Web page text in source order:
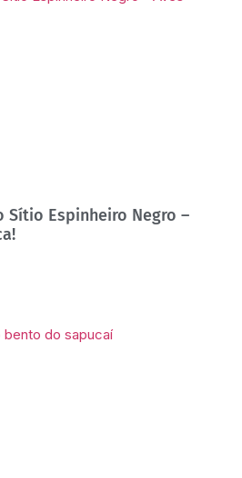
Sítio Espinheiro Negro –